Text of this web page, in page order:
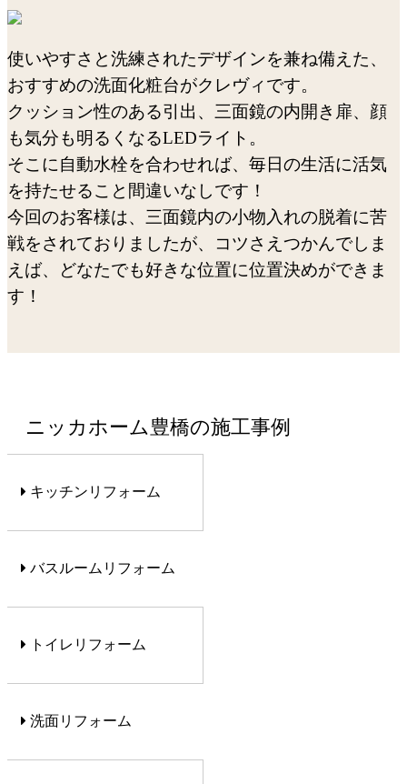
使いやすさと洗練されたデザインを兼ね備えた、
おすすめの洗面化粧台がクレヴィです。
クッション性のある引出、三面鏡の内開き扉、顔
も気分も明るくなるLEDライト。
そこに自動水栓を合わせれば、毎日の生活に活気
を持たせること間違いなしです！
今回のお客様は、三面鏡内の小物入れの脱着に苦
戦をされておりましたが、コツさえつかんでしま
えば、どなたでも好きな位置に位置決めができま
す！
ニッカホーム豊橋の施工事例
キッチンリフォーム
バスルームリフォーム
トイレリフォーム
洗面リフォーム